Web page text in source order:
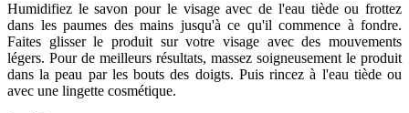
Humidifiez le savon pour le visage avec de l'eau tiède ou frottez
dans les paumes des mains jusqu'à ce qu'il commence à fondre.
Faites glisser le produit sur votre visage avec des mouvements
légers. Pour de meilleurs résultats, massez soigneusement le produit
dans la peau par les bouts des doigts. Puis rincez à l'eau tiède ou
avec une lingette cosmétique.